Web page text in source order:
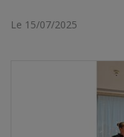
Le 15/07/2025